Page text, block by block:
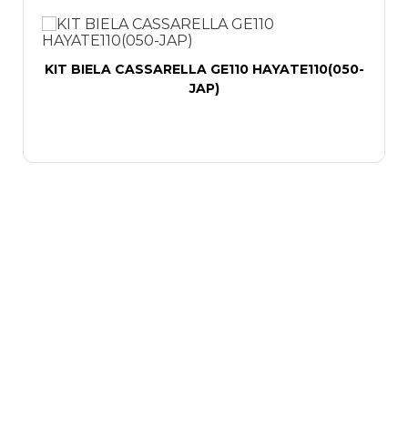
KIT BIELA CASSARELLA GE110 HAYATE110(050-
JAP)